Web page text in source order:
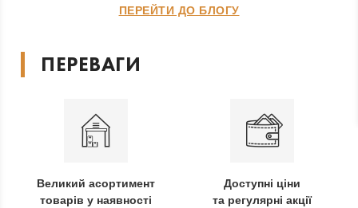
ПЕРЕЙТИ ДО БЛОГУ
ПЕРЕВАГИ
Великий асортимент
товарів у наявності
Доступні ціни
та регулярні акції